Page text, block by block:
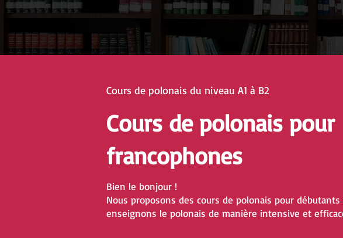
Cours de polonais du niveau A1 à B2
Cours de polonais pour
francophones
Bien le bonjour !
Nous proposons des cours de polonais pour
enseignons le polonais de manière intensive et